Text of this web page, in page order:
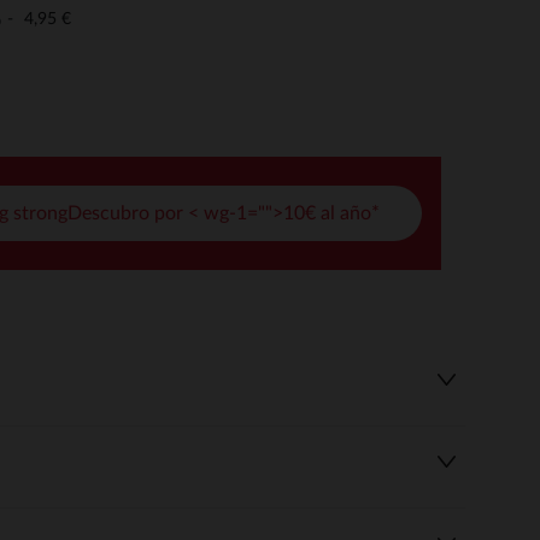
4,95 €
strongDescubro por < wg-1="">10€ al año*